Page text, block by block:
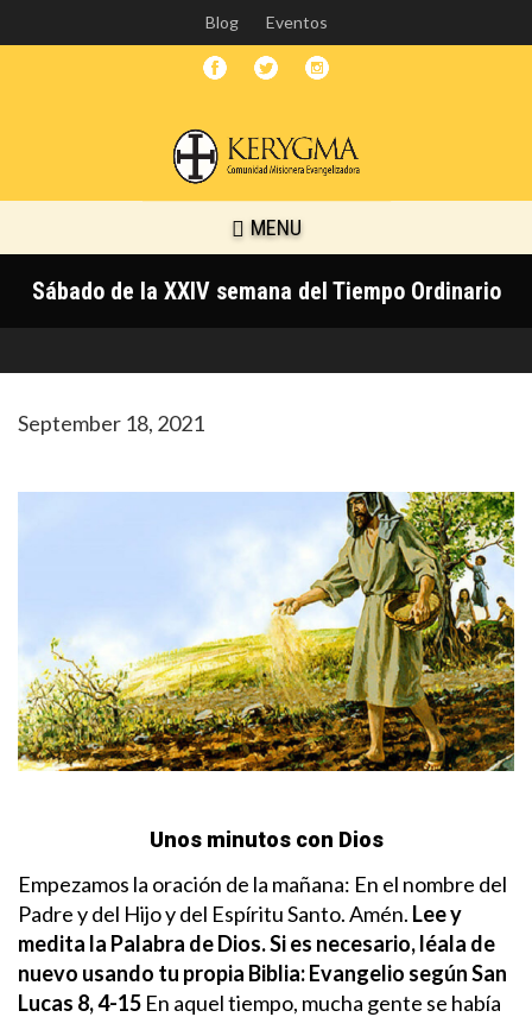
Skip
to
main
Blog Eventos
MENU
Sábado de la XXIV semana del Tiempo Ordinario
September 18, 2021
Unos minutos con Dios
Empezamos la oración de la mañana: En el nombre del
Padre y del Hijo y del Espíritu Santo. Amén. Lee y
medita la Palabra de Dios. Si es necesario, léala de
nuevo usando tu propia Biblia:Evangelio según San
Lucas 8, 4-15 En aquel tiempo, mucha gente se había